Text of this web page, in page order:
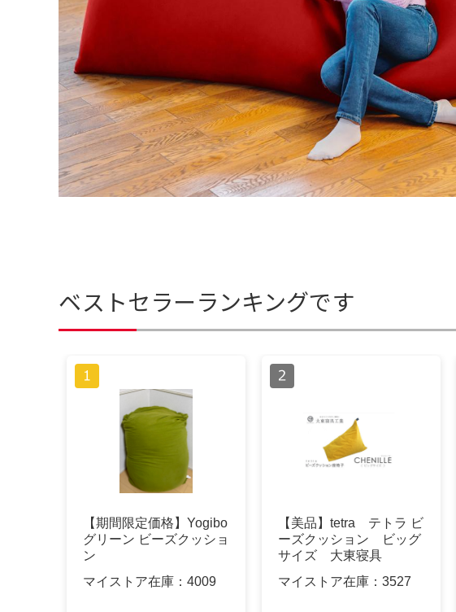
ベストセラーランキングです
【期間限定価格】Yogibo
グリーン ビーズクッショ
ン
マイストア在庫： 4009
【美品】tetra テトラ ビ
ーズクッション ビッグ
サイズ 大東寝具
マイストア在庫： 3527